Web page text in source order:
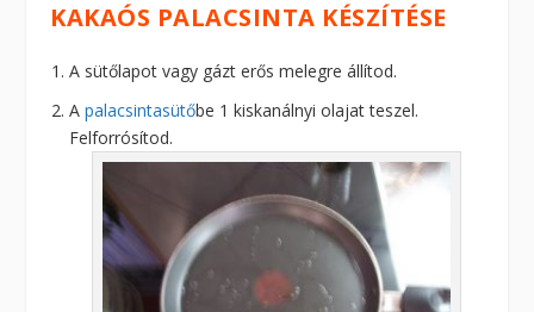
KAKAÓS PALACSINTA KÉSZÍTÉSE
A sütőlapot vagy gázt erős melegre állítod.
Apalacsintasütőbe 1 kiskanálnyi olajat teszel.
Felforrósítod.